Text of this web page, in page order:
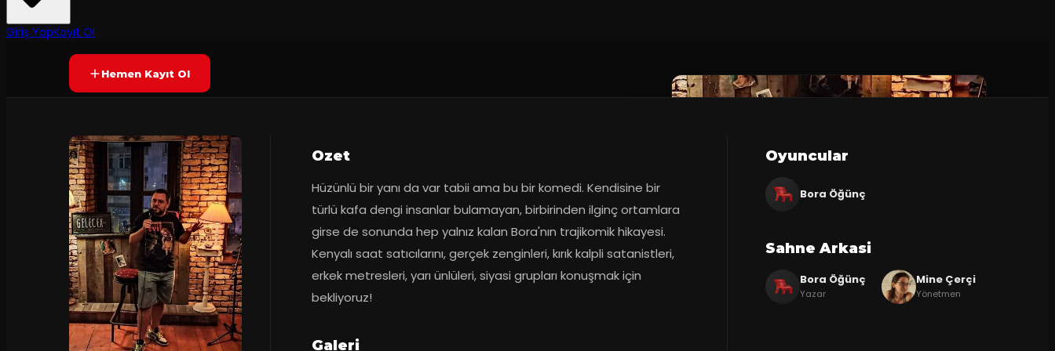
Giriş YapKayıt OlYAKINDA
Hemen Kayıt Ol
Ozet
Hüzünlü bir yanı da var tabii ama bu bir komedi. Kendisine bir
türlü kafa dengi insanlar bulamayan, birbirinden ilginç ortamlara
girse de sonunda hep yalnız kalan Bora'nın trajikomik hikayesi.
Kenyalı saat satıcılarını, gerçek zenginleri, kırık kalpli satanistleri,
erkek metresleri, yarı ünlüleri, siyasi grupları konuşmak için
bekliyoruz!
Galeri
Oyuncular
Bora Öğünç
Sahne Arkasi
Bora Öğünç
Yazar
Mine Çerçi
Yönetmen